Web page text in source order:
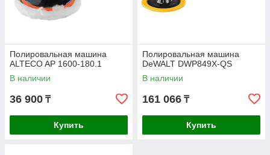
Полировальная машина
ALTECO AP 1600-180.1
В наличии
36 900 ₸
Купить
Полировальная машина
DeWALT DWP849X-QS
В наличии
161 066 ₸
Купить